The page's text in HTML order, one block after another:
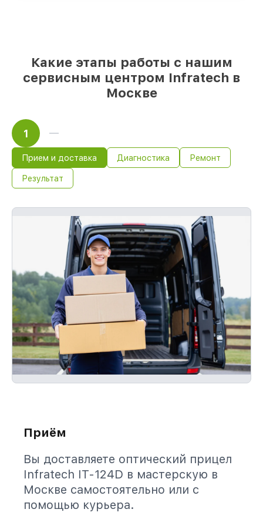
Какие этапы работы с нашим
сервисным центром Infratech в
Москве
1
Прием и доставка Диагностика Ремонт
Результат
Приём
Вы доставляете оптический прицел
Infratech IT-124D в мастерскую в
Москве самостоятельно или с
помощью курьера.